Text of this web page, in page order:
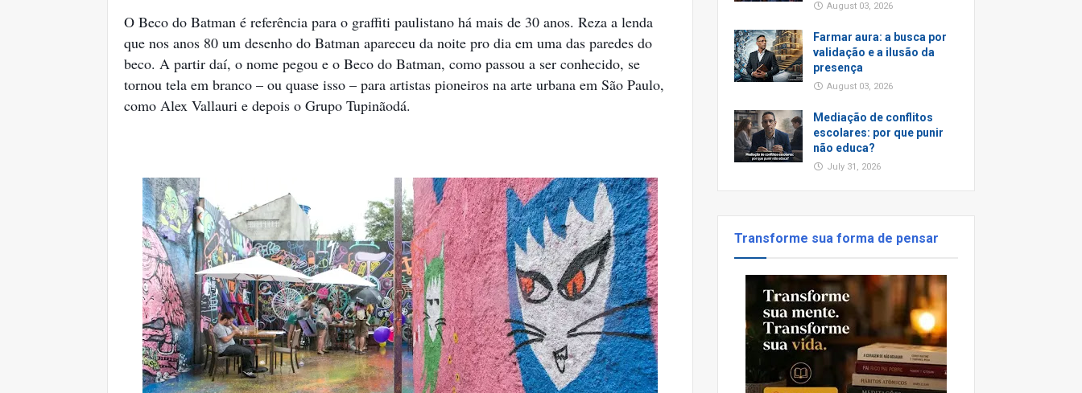
O Beco do Batman é referência para o graffiti paulistano há mais de 30 anos. Reza a lenda
que nos anos 80 um desenho do Batman apareceu da noite pro dia em uma das paredes do
beco. A partir daí, o nome pegou e o Beco do Batman, como passou a ser conhecido, se
tornou tela em branco – ou quase isso – para artistas pioneiros na arte urbana em São Paulo,
como Alex Vallauri e depois o Grupo Tupinãodá.
August 03, 2026
Farmar aura: a busca por
validação e a ilusão da
presença
August 03, 2026
Mediação de conflitos
escolares: por que punir
não educa?
July 31, 2026
Transforme sua forma de pensar